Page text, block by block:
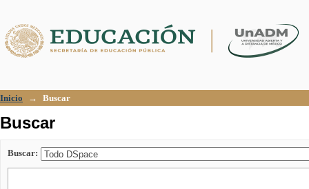
Inicio → Buscar
Buscar
Buscar: